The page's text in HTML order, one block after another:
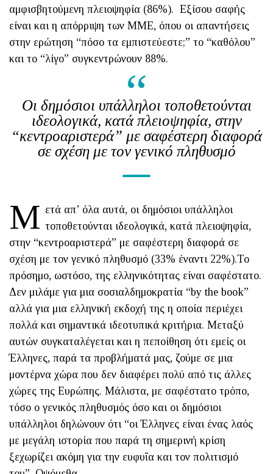
αμφισβητούμενη πλειοψηφία (86%). Εξίσου σαφής
είναι και η απόρριψη των ΜΜΕ, όπου οι απαντήσεις
στην ερώτηση “πόσο τα εμπιστεύεστε;” το “καθόλου”
και το “λίγο” συγκεντρώνουν 88%.
Οι δημόσιοι υπάλληλοι τοποθετούνται
ιδεολογικά, κατά πλειοψηφία, στην
“κεντροαριστερά” με σαφέστερη διαφορά
σε σχέση με τον γενικό πληθυσμό
Μ ετά απ’ όλα αυτά, οι δημόσιοι υπάλληλοι
τοποθετούνται ιδεολογικά, κατά πλειοψηφία,
στην “κεντροαριστερά” με σαφέστερη διαφορά σε
σχέση με τον γενικό πληθυσμό (33% έναντι 22%).Το
πρόσημο, ωστόσο, της ελληνικότητας είναι σαφέστατο.
Δεν μιλάμε για μια σοσιαλδημοκρατία “by the book”
αλλά για μια ελληνική εκδοχή της η οποία περιέχει
πολλά και σημαντικά ιδεοτυπικά κριτήρια. Μεταξύ
αυτών συγκαταλέγεται και η πεποίθηση ότι εμείς οι
Έλληνες, παρά τα προβλήματά μας, ζούμε σε μια
μοντέρνα χώρα που δεν διαφέρει πολύ από τις άλλες
χώρες της Ευρώπης. Μάλιστα, με σαφέστατο τρόπο,
τόσο ο γενικός πληθυσμός όσο και οι δημόσιοι
υπάλληλοι δηλώνουν ότι “οι Έλληνες είναι ένας λαός
με μεγάλη ιστορία που παρά τη σημερινή κρίση
ξεχωρίζει ακόμη για την ευφυΐα και τον πολιτισμό